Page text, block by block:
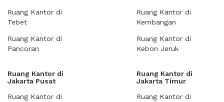
Ruang Kantor di
Tebet
Ruang Kantor di
Pancoran
Ruang Kantor di
Kembangan
Ruang Kantor di
Kebon Jeruk
Ruang Kantor di
Jakarta Pusat
Ruang Kantor di
Ruang Kantor di
Jakarta Timur
Ruang Kantor di